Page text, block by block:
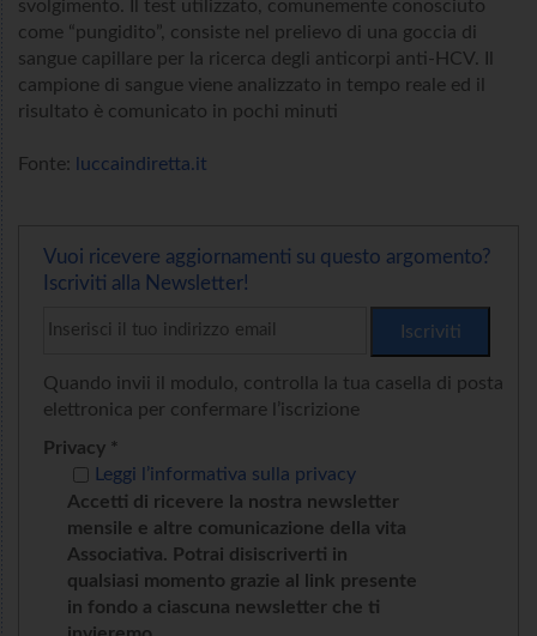
svolgimento. Il test utilizzato, comunemente conosciuto
come “pungidito”, consiste nel prelievo di una goccia di
sangue capillare per la ricerca degli anticorpi anti-HCV. Il
campione di sangue viene analizzato in tempo reale ed il
risultato è comunicato in pochi minuti
Fonte: luccaindiretta.it
Vuoi ricevere aggiornamenti su questo argomento?
Iscriviti alla Newsletter!
Quando invii il modulo, controlla la tua casella di posta
elettronica per confermare l’iscrizione
Privacy *
Accetti di ricevere la nostra newsletter
mensile e altre comunicazione della vita
Associativa. Potrai disiscriverti in
qualsiasi momento grazie al link presente
in fondo a ciascuna newsletter che ti
Leggi l’informativa sulla privacy